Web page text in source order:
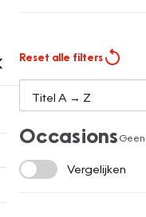
Reset alle filters
Occasions
Vergelijken